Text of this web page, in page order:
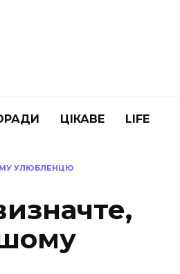
ЦІКАВЕ LIFE
УЛЮБЛЕНЦЮ